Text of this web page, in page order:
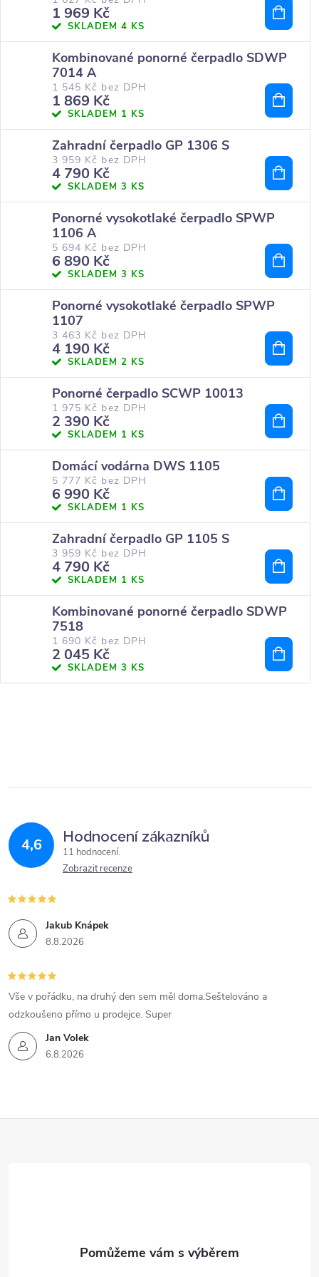
1 969 Kč
SKLADEM 4 KS
Kombinované ponorné čerpadlo SDWP
7014 A
1 545 Kč bez DPH
1 869 Kč
SKLADEM 1 KS
Zahradní čerpadlo GP 1306 S
3 959 Kč bez DPH
4 790 Kč
SKLADEM 3 KS
Ponorné vysokotlaké čerpadlo SPWP
1106 A
5 694 Kč bez DPH
6 890 Kč
SKLADEM 3 KS
Ponorné vysokotlaké čerpadlo SPWP
1107
3 463 Kč bez DPH
4 190 Kč
SKLADEM 2 KS
Ponorné čerpadlo SCWP 10013
1 975 Kč bez DPH
2 390 Kč
SKLADEM 1 KS
Domácí vodárna DWS 1105
5 777 Kč bez DPH
6 990 Kč
SKLADEM 1 KS
Zahradní čerpadlo GP 1105 S
3 959 Kč bez DPH
4 790 Kč
SKLADEM 1 KS
Kombinované ponorné čerpadlo SDWP
7518
1 690 Kč bez DPH
2 045 Kč
SKLADEM 3 KS
4,6 Hodnocení zákazníků
11 hodnocení
Zobrazit recenze
Jakub Knápek
8.8.2026
Jan Volek
6.8.2026
Vše v pořádku, na druhý den sem měl doma.Seštelováno a
odzkoušeno přímo u prodejce. Super